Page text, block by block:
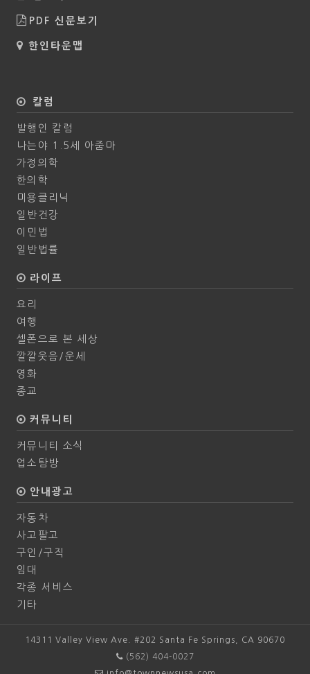
PDF 신문보기
한인타운맵
칼럼
발행인 칼럼
나는야 1.5세 아줌마
가정의학
한의학
미용클리닉
일반건강
이민법
일반법률
라이프
요리
여행
셀폰으로 본 세상
깔깔웃음/운세
영화
종교
커뮤니티
커뮤니티 소식
업소탐방
안내광고
자동차
사고팔고
구인/구직
임대
각종 서비스
기타
14311 Valley View Ave. #202 Santa Fe Springs, CA 90670
(562) 404-0027